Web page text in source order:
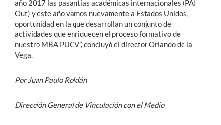
año 2017 las pasantías académicas internacionales (PAI
Out) y este año vamos nuevamente a Estados Unidos,
oportunidad en la que desarrollan un conjunto de
actividades que enriquecen el proceso formativo de
nuestro MBA PUCV”, concluyó el director Orlando de la
Vega.
Por Juan Paulo Roldán
Dirección General de Vinculación con el Medio